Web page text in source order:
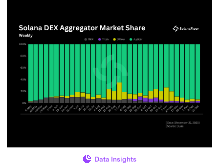
Data Insights